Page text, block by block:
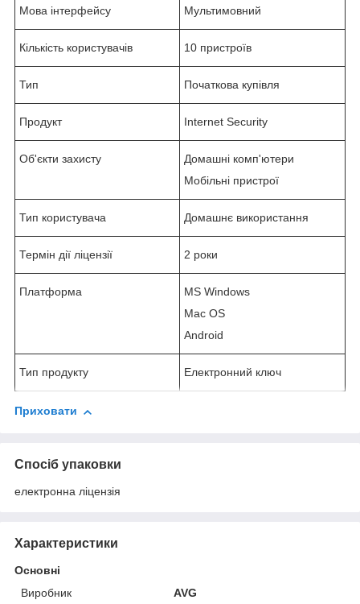
Мова інтерфейсу Мультимовний
Кількість користувачів 10 пристроїв
Тип Початкова купівля
Продукт Internet Security
Об'єкти захисту
Домашні комп'ютери
Мобільні пристрої
Тип користувача Домашнє використання
Термін дії ліцензії 2 роки
Платформа
MS Windows
Mac OS
Android
Тип продукту Електронний ключ
Приховати
Спосіб упаковки
електронна ліцензія
Характеристики
Основні
Виробник
AVG